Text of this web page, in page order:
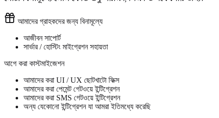
আমাদের গ্রাহকদের জন্য বিনামূল্যে
আজীবন সাপোর্ট
সার্ভার / হোস্টিং মাইগ্রেশন সহায়তা
আগে করা কাস্টমাইজেশন
আমাদের করা UI / UX ছোটখাটো ফিক্স
আমাদের করা পেমেন্ট গেটওয়ে ইন্টিগ্রেশন
আমাদের করা SMS গেটওয়ে ইন্টিগ্রেশন
অন্য যেকোনো ইন্টিগ্রেশন যা আমরা ইতিমধ্যে করেছি